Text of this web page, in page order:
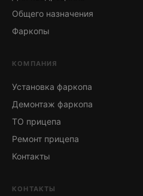
Общего назначения
Фаркопы
КОМПАНИЯ
Установка фаркопа
Демонтаж фаркопа
ТО прицепа
Ремонт прицепа
Контакты
КОНТАКТЫ